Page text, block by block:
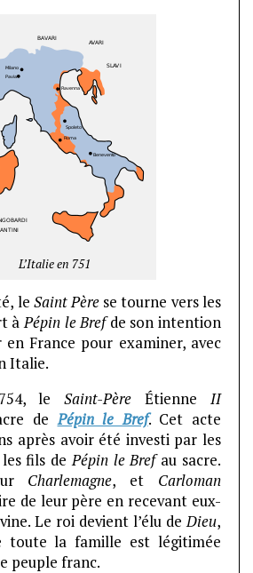
L’Italie en 751
le Saint Père se tourne vers les
àPépin le Brefde son intention
France pour examiner, avec
Italie.
leSaint-PèreÉtienne II
dePépin le Bref. Cet acte
après avoir été investi par les
les fils dePépin le Brefau sacre.
Charlemagne, et Carloman
de leur père en recevant eux-
Le roi devient l’élu deDieu,
toute la famille est légitimée
peuple franc.